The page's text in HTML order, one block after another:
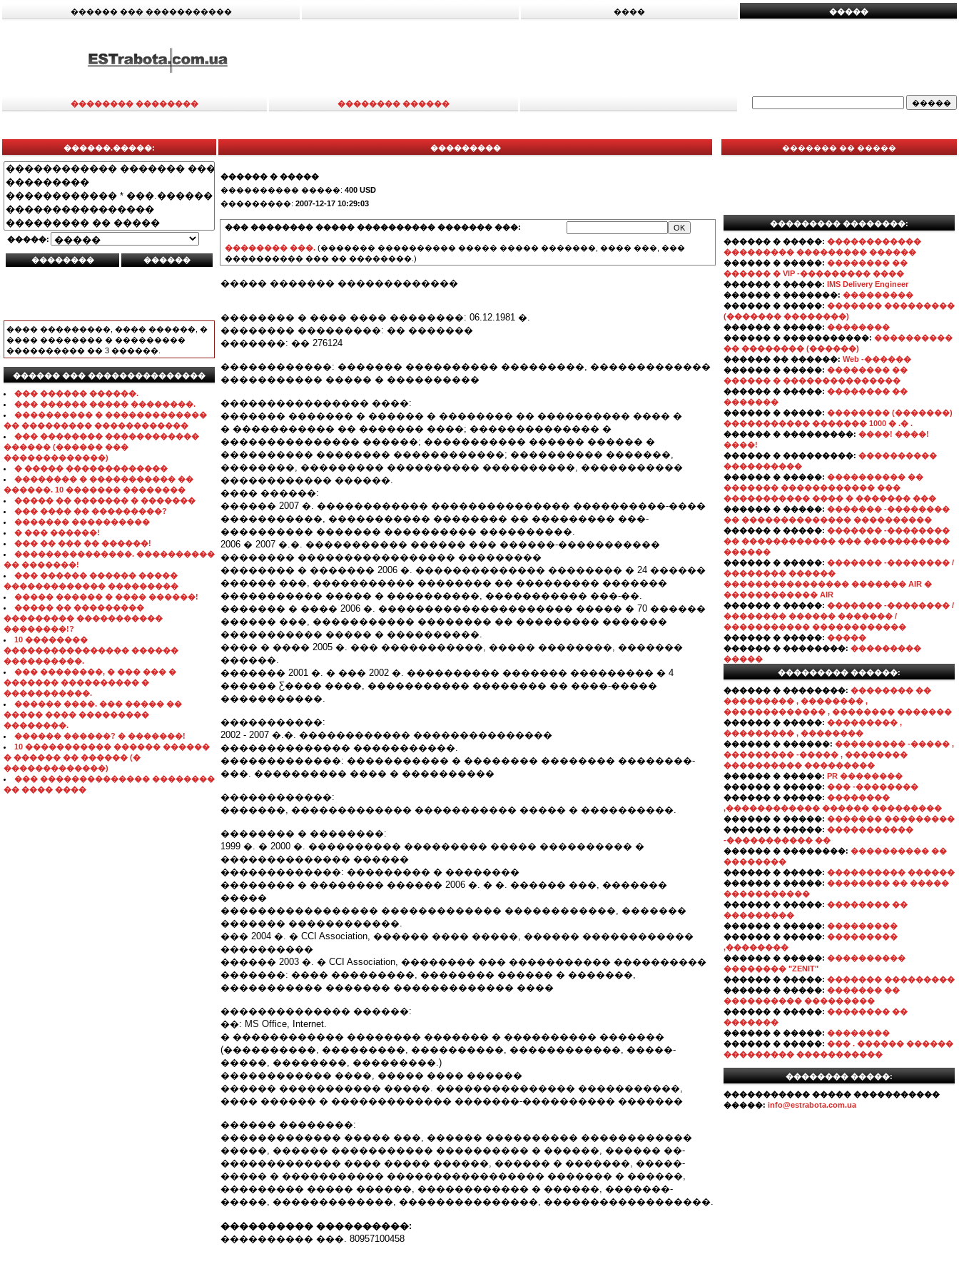
������ ��� ����������� ���� �����
�������� �������� �������� ������
������.�����:
�����:
���� ���������, ���� ������, �
���� �������� � ���������
���������� �� 3 ������.
������ ��� ���������������
��� ������ ������.
��� ������ ����� ��������.
���������� � �������������
�� ��������� ������������
��� �������� ������������
������ (������ ���
�������������)
� ����� �������������
�������� � ����������� ��
������. 10 ������� ��������
����� �� ������� � �������
��� ���� �� ���������?
������� ����������
� ��� ������!
��� �� ��� �� ������!
���������������. ����������
�� �������!
��� ������ ������ �����
������������� ���������
����� ������ � ���� ������!
����� �� ���������
��������� �����������
��������!?
10 ��������
���������������� ������
����������.
��� ��������, � ��� ��� �
������� ���������� �
�����������.
������ ����. ��� ����� ��
����� ���� ���������
��������.
������ ������? � �������!
10 ����������� ������ ������
� ������ �� ������ (�
�������������)
��� �������������� ��������
�� ���� ����
���������
������ � �����
���������� �����: 400 USD
���������: 2007-12-17 10:29:03
��� �������� ����� ���������� ������� ���:
�������� ���. (������� ���������� ����� ����� �������, ���� ���, ���
���������� ��� �� ��������.)
����� ������� �������������
�������� � ���� ���� ��������: 06.12.1981 �.
�������� ���������: �� �������
�������: �� 276124
������������: ������� ���������� ���������, �������������
����������� ����� � ����������
���������������� ����:
������� ������� � ������ � �������� �� ���������� ���� �
� ����������� �� ������� ����; �������������� �
��������������� ������; ����������� ������ ������ �
���������� �������� ������������; ���������� �������,
��������, ��������� ���������� ����������, �����������
������������ ������.
���� ������:
������ 2007 �. ������������ ��������������� ����������-����
�����������, ����������� �������� �� ��������� ���-
���������� ������� ���������� ����������.
2006 � 2007 �.�. ����������� ������ ��� ������-�����������
�������� ����������������� ���������
�������� � ������� 2006 �. �������������� �������� � 24 ������
������ ���, ����������� �������� �� ��������� �������
����������� ����� � ����������, ����������� ���-��.
������� � ���� 2006 �. ��������������������� ����� � 70 ������
������ ���, ����������� �������� �� ��������� �������
����������� ����� � ����������.
���� � ���� 2005 �. ��� �����������, ����� ��������, �������
������.
������� 2001 �. � ��� 2002 �. ���������� ������� ��������� � 4
������ Ƹ���� ����, ����������� �������� �� ����-�����
�����������.
�����������:
2002 - 2007 �.�. ������������ ���������������
�������������� �����������.
�������������: ����������� � �������� �������� ��������-
���. ���������� ���� � ����������
������������:
�������, ������������� ����������� ����� � ����������.
�������� � ��������:
1999 �. � 2000 �. ���������� ��������� ����� ���������� �
�������������� ������
�������������: ��������� � ��������
�������� � �������� ������ 2006 �. � �. ������ ���, �������
�����
����������������� ������������� ������������, �������
������� ������������.
��� 2004 �. � CCI Association, ������ ���� �����, ������ ������������
����������
������ 2003 �. � CCI Association, �������� ��� ����������� ����������
�������: ���� ���������, �������� ������ � �������,
����������� ������� ������������� ����
�������������� ������:
��: MS Office, Internet.
� ������������ �������� ������� � ���������� �������
(����������, ���������, ����������, ������������, �����-
�����, ��������, ���������.)
������������ ����, ����� ���� ������
������ ����������� �����. ��������������� �����������,
���� ������ � ������������� �������-���������� �������
������ ��������:
������������� ����� ���, ������ ���������� ������������
�����, ������ ����������� ���������� � ������, ������ ��-
������������� ���� ����� ������, ������ � �������, �����-
����� � ����������� ����������������� ������� � ������,
��������� ����� ������, ������������ � ������, �������-
�����, �������������, ���������������, ������������������.
���������� ����������:
���������� ���. 80957100458
������� �� �����
��������� ��������:
������ � �����: ������������
��������� ��������� ������
������ � �����: �������� ��
������ � VIP -��������� ����
������ � �����: IMS Delivery Engineer
������ � �������: ���������
������ � �����: ������� ���������
(������� ��������)
������ � �����: ��������
������ � �����������: ����������
�� �������� (������)
������ �� ������: Web -������
������ � �����: �������� ��
������ � ���������������
������ � �����: �������� ��
�������
������ � �����: �������� (�������)
����������� ������� 1000 � .� .
������ � ���������: ����! ����!
����!
������ � ���������: ����������
����������
������ � �����: ���������� ��
������� ������������ ���
����������� ���� � ������� ���
������ � �����: ������� -��������
�� �������������� ����������
������ � �����: ������� -��������
�� ������������ ��� �����������
������
������ � �����: ������� -�������� /
�������� ������
���������������� ������� AIR �
������������ AIR
������ � �����: ������� -�������� /
�������� ������ ������� /
����������� ������������
������ � �����: �����
������ � ��������: ���������
�����
��������� ������:
������ � ��������: �������� ��
��������� , �������� ,
������������� , �������� �������
������ � �����: ��������� ,
��������� , ��������
������ � ������: ��������� -����� ,
��������� -����� , ��������
���������� ���������
������ � �����: PR ��������
������ � �����: ��� -��������
������ � �����: ��������
,������������ ������ ���������
������ � �����: ������� ���������
������ � �����: �����������
-����������� ��
������ � ��������: ���������� ��
��������
������ � �����: ���������� ������
������ � �����: �������� �� �����
�����������
������ � �����: �������� ��
���������
������ � �����: ���������
������ � �����: ���������
,��������
������ � �����: ����������
�������� "ZENIT"
������ � �����: ������� ���������
������ � �����: ������� ��
���������� ���������
������ � �����: �������� ��
�������
������ � �����: ��������
������ � �����: ��� . ������ ������
��������� �����������
�������� �����:
����������� ����� �����������
�����: info@estrabota.com.ua